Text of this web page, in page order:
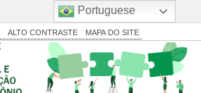
Simplifique!
Comunica BR
Participe
ALTO CONTRASTE MAPA DO SITE
Portuguese